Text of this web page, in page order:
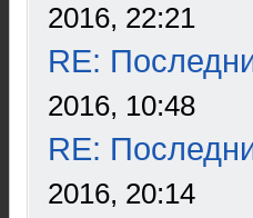
2016, 22:21
RE:
2016, 10:48
RE:
2016, 20:14